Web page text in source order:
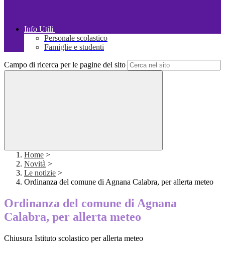
Info Utili
Personale scolastico
Famiglie e studenti
Campo di ricerca per le pagine del sito
Home >
Novità >
Le notizie >
Ordinanza del comune di Agnana Calabra, per allerta meteo
Ordinanza del comune di Agnana
Calabra, per allerta meteo
Chiusura Istituto scolastico per allerta meteo